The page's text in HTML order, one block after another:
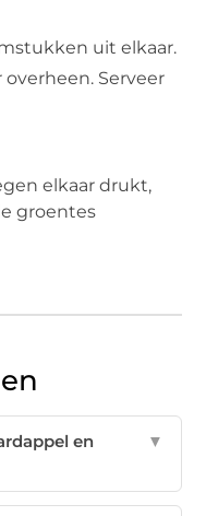
uit elkaar.
Serveer
elkaar drukt,
groentes
en
▼